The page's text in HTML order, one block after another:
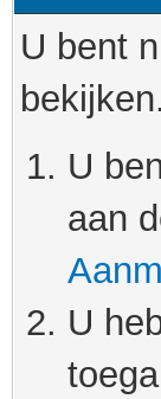
U bent
U
aan
U